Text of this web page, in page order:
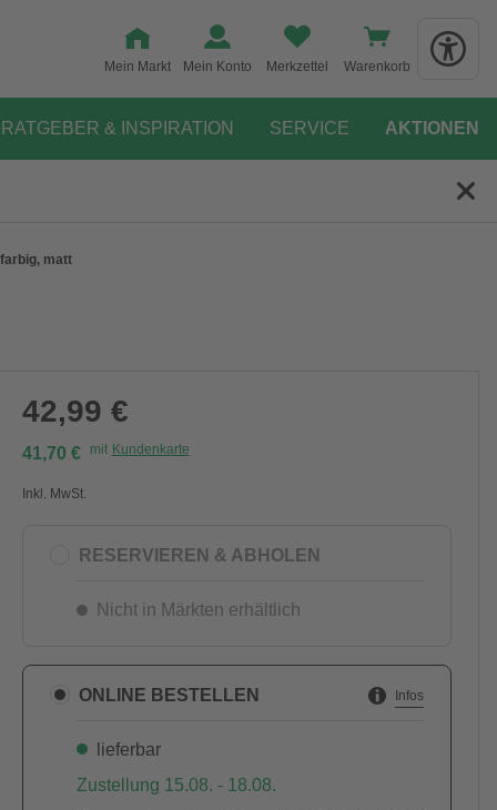
Mein Markt Mein Konto Merkzettel Warenkorb
RATGEBER & INSPIRATION SERVICE AKTIONEN
matt
42,99 €
41,70 € mit Kundenkarte
Inkl. MwSt.
RESERVIEREN & ABHOLEN
Nicht in Märkten erhältlich
ONLINE BESTELLEN Infos
lieferbar
Zustellung 15.08. - 18.08.